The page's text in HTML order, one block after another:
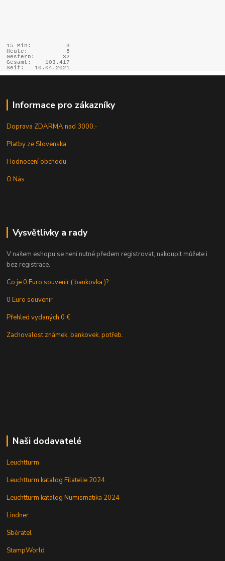
15 Min:
3
Heute:
5
Gestern:
32
Gesamt:
103.417
Seit:
10.04.2021
Informace pro zákazníky
Doprava ZDARMA nad 3000,-
Platby ze Slovenska
Hodnocení obchodu
O Nás
Vysvětlivky a rady
V našem eshopu se není nutné předem registrovat, nakoupit můžete i
bez registrace.
Co je 0 Euro souvenir ( bankovka )?
0 Euro souvenir
Přehled vydaných 0 €
Zachovalost známek, bankovek, potřeb.
Naši dodavatelé
Leuchtturm
Leuchtturm katalog Filatelie 2024
Leuchtturm katalog Numismatika 2024
Lindner
Sběratel
StampWorld